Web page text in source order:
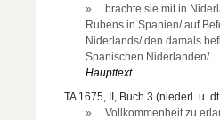
»… brachte sie mit in
Rubens in Spanien/ auf
Niderlands/ den damals
Spanischen Niderlanden/
Haupttext
TA 1675, II, Buch 3 (niederl. u.
»… Vollkommenheit zu